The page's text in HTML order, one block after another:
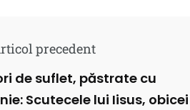
precedent
de suflet, păstrate cu
Scutecele lui Iisus, obicei